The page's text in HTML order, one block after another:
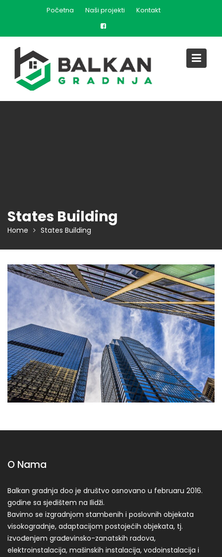
Početna Naši projekti Kontakt
States Building
Home States Building
O Nama
Balkan gradnja doo je društvo osnovano u februaru 2016.
godine sa sjedištem na Ilidži.
Bavimo se izgradnjom stambenih i poslovnih objekata
visokogradnje, adaptacijom postojećih objekata, tj.
izvođenjem građevinsko-zanatskih radova,
elektroinstalacija, mašinskih instalacija, vodoinstalacija i